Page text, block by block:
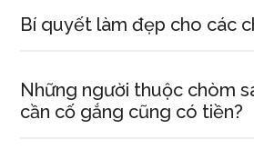
Bí quyết làm đẹp cho các
Những người thuộc chòm
cần cố gắng cũng có tiền?